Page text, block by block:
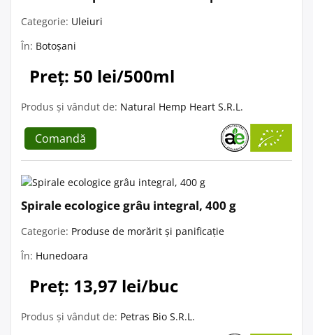
Categorie: Uleiuri
În: Botoșani
Preț: 50 lei/500ml
Produs și vândut de: Natural Hemp Heart S.R.L.
Comandă
Spirale ecologice grâu integral, 400 g
Categorie: Produse de morărit și panificație
În: Hunedoara
Preț: 13,97 lei/buc
Produs și vândut de: Petras Bio S.R.L.